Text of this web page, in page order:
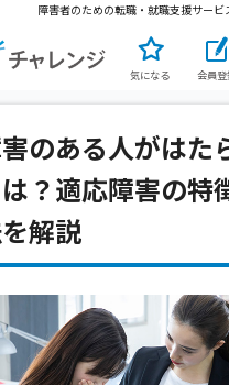
障害者のための転職・就職支援サービ
気になる 会員登
のある人がはた
？適応障害の特
解説